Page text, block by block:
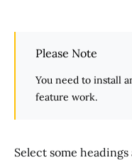
Please Note
You need to install
feature work.
Select some